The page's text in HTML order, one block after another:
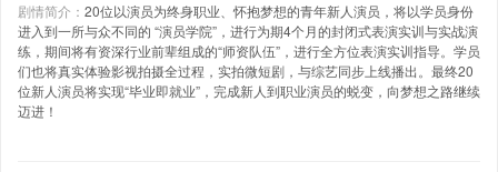
剧情简介： 20位以演员为终身职业、怀抱梦想的青年新人演员，将以学员身份
进入到一所与众不同的 “演员学院”，进行为期4个月的封闭式表演实训与实战演
练，期间将有资深行业前辈组成的“师资队伍”，进行全方位表演实训指导。学员
们也将真实体验影视拍摄全过程，实拍微短剧，与综艺同步上线播出。最终20
位新人演员将实现“毕业即就业”，完成新人到职业演员的蜕变，向梦想之路继续
迈进！